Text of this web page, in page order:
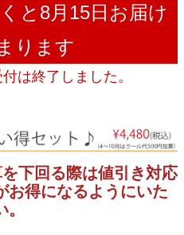
と8月15日お届け
ります
は終了しました。
下回る際は値引き対応
お得になるようにいた